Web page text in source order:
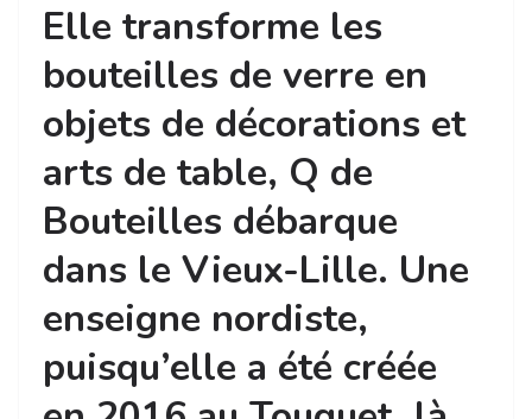
Elle transforme les
bouteilles de verre en
objets de décorations et
arts de table, Q de
Bouteilles débarque
dans le Vieux-Lille. Une
enseigne nordiste,
puisqu’elle a été créée